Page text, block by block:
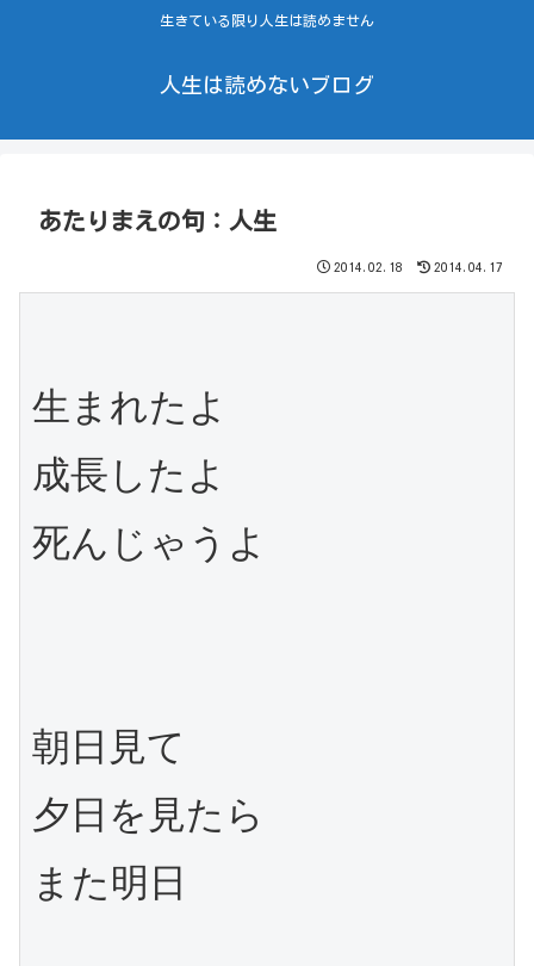
生きている限り人生は読めません
人生は読めないブログ
あたりまえの句：人生
2014.02.18 2014.04.17
生まれたよ
成長したよ
朝日見て
夕日を見たら
また明日